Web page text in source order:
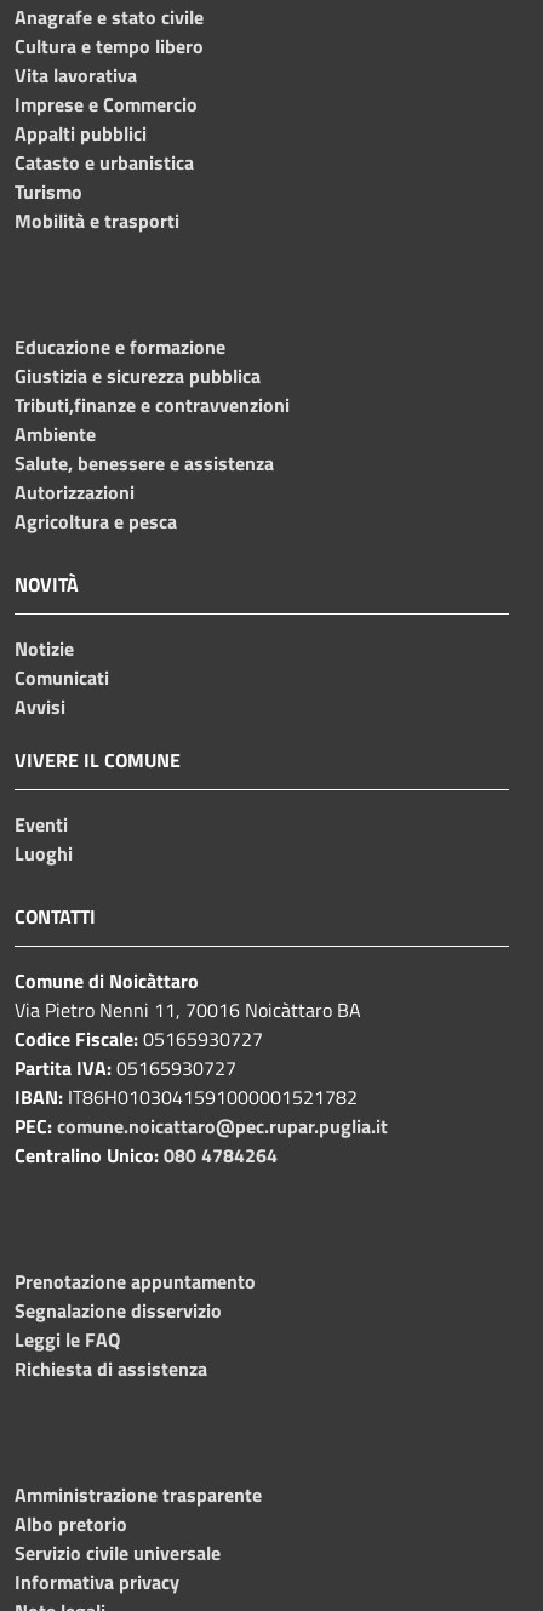
Anagrafe e stato civile
Cultura e tempo libero
Vita lavorativa
Imprese e Commercio
Appalti pubblici
Catasto e urbanistica
Turismo
Mobilità e trasporti
Educazione e formazione
Giustizia e sicurezza pubblica
Tributi,finanze e contravvenzioni
Ambiente
Salute, benessere e assistenza
Autorizzazioni
Agricoltura e pesca
NOVITÀ
Notizie
Comunicati
Avvisi
VIVERE IL COMUNE
Eventi
Luoghi
CONTATTI
Comune di Noicàttaro
Via Pietro Nenni 11, 70016 Noicàttaro BA
Codice Fiscale:05165930727
Partita IVA:05165930727
IBAN: IT86H0103041591000001521782
PEC:comune.noicattaro@pec.rupar.puglia.it
Centralino Unico:080 4784264
Prenotazione appuntamento
Segnalazione disservizio
Leggi le FAQ
Richiesta di assistenza
Amministrazione trasparente
Albo pretorio
Servizio civile universale
Informativa privacy